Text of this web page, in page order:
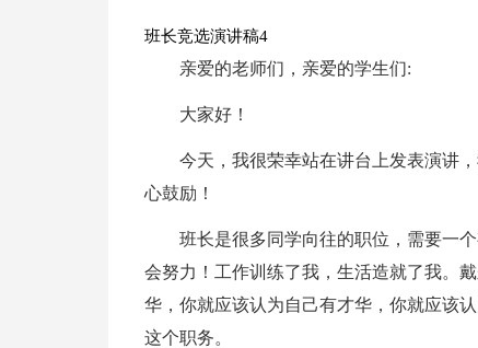
班长竞选演讲稿4
亲爱的老师们，亲爱的学生们:
大家好！
今天，我很荣幸站在讲台上发表演讲
心鼓励！
班长是很多同学向往的职位，需要一
会努力！工作训练了我，生活造就了我。
华，你就应该认为自己有才华，你就应该
这个职务。